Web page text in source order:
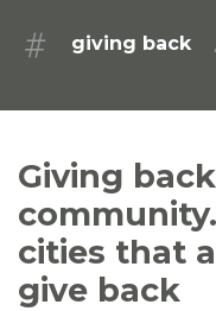
giving back
Giving
cities that
give back